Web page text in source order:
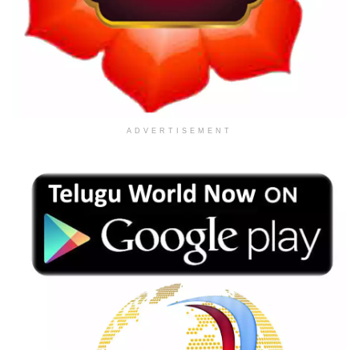
ADVERTISEMENT